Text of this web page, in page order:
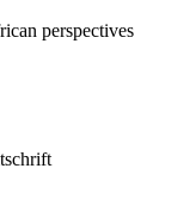
perspectives